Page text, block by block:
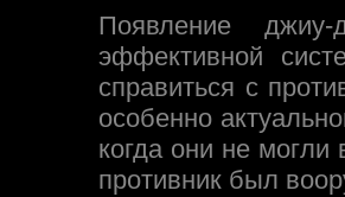
Появление
эффективной
справиться с
особенно
когда они не
противник был